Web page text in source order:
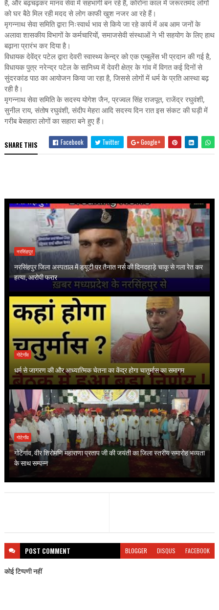
हैं, और बढ़चढ़कर मानव सेवा में सहभागी बन रहे हैं, कोरोना काल में जरूरतमंद लोगों
को घर बैठे मिल रही मदद से लोग काफी खुश नजर आ रहे हैं।
मृगन्नाथ सेवा समिति द्वारा निःस्वार्थ भाव से किये जा रहे कार्य में अब आम जनों के
अलावा शासकीय विभागों के कर्मचारियों, समाजसेवी संस्थाओं ने भी सहयोग के लिए हाथ
बढ़ाना प्रारंभ कर दिया है।
विधायक देवेंद्र पटेल द्वारा देवरी स्वास्थ्य केन्द्र को एक एम्बुलेंस भी प्रदान की गई है,
विधायक पुत्र नरेन्द्र पटेल के सानिध्य में देवरी क्षेत्र के गांव में विगत कई दिनों से
सुंदरकांड पाठ का आयोजन किया जा रहा है, जिससे लोगों में धर्म के प्रति आस्था बढ़
रही है।
मृगन्नाथ सेवा समिति के सदस्य योगेश जैन, प्रज्वल सिंह राजपूत, राजेंद्र रघुवंशी,
सुनील राय, संतोष रघुवंशी, संदीप मेहरा आदि सदस्य दिन रात इस संकट की घड़ी में
गरीब बेसहारा लोगों का सहारा बने हुए हैं।
SHARE THIS Facebook Twitter Google+
नरसिंहपुर
नरसिंहपुर जिला अस्पताल में ड्यूटी पर तैनात नर्स की दिनदहाड़े चाकू से गला रेत कर
हत्या, आरोपी फरार
गोटेगाँव
धर्म से जागरण की और आध्यात्मिक चेतना का केंद्र होगा चातुर्मास का समागम
गोटेगाँव
गोटेगांव, वीर शिरोमणि महाराणा प्रताप जी की जयंती का जिला स्तरीय समारोह भव्यता
के साथ सम्पन्न
POST COMMENT BLOGGER DISQUS FACEBOOK
कोई टिप्पणी नहीं